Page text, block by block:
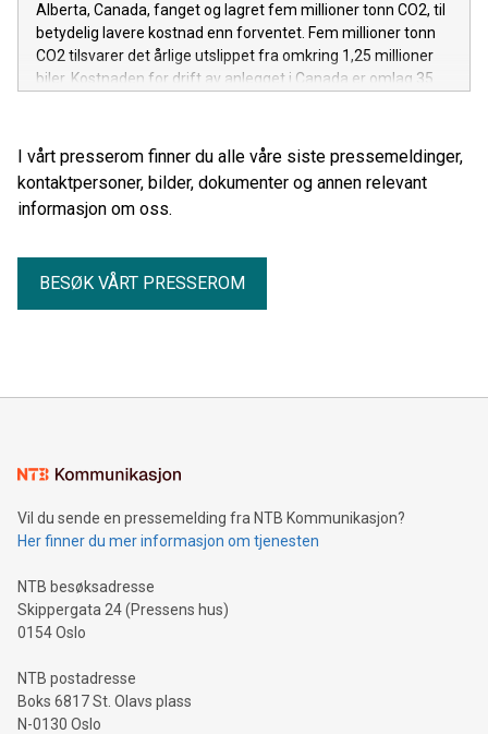
Alberta, Canada, fanget og lagret fem millioner tonn CO2, til
betydelig lavere kostnad enn forventet. Fem millioner tonn
CO2 tilsvarer det årlige utslippet fra omkring 1,25 millioner
biler. Kostnaden for drift av anlegget i Canada er omlag 35
om anlegget ble bygget i dag.
I vårt presserom finner du alle våre siste pressemeldinger,
kontaktpersoner, bilder, dokumenter og annen relevant
informasjon om oss.
BESØK VÅRT PRESSEROM
Vil du sende en pressemelding fra NTB Kommunikasjon?
Her finner du mer informasjon om tjenesten
NTB besøksadresse
Skippergata 24 (Pressens hus)
0154 Oslo
NTB postadresse
Boks 6817 St. Olavs plass
N-0130 Oslo